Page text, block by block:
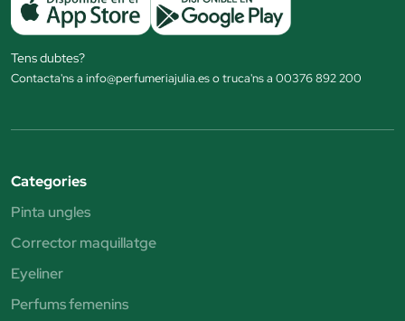
Tens dubtes?
Contacta'ns a info@perfumeriajulia.es o truca'ns a 00376 892 200
Categories
Pinta ungles
Corrector maquillatge
Eyeliner
Perfums femenins